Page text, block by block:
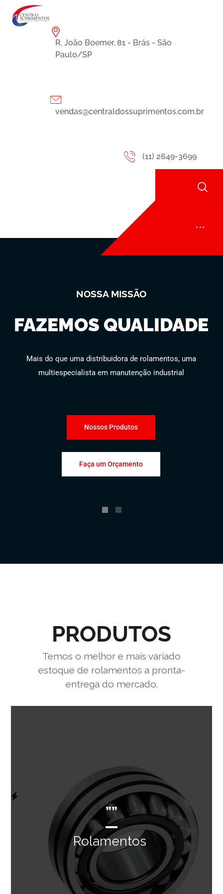
R. João Boemer, 81 - Brás - São
Paulo/SP
vendas@centraldossuprimentos.com.br
(11) 2649-3699
FAZEMOS QUALIDADE
NOSSA MISSÃO
Mais do que uma distribuidora de rolamentos, uma
multiespecialista em manutenção industrial
Nossos Produtos
Faça um Orçamento
PRODUTOS
Temos o melhor e mais variado
estoque de rolamentos a pronta-
entrega do mercado.
””
Rolamentos